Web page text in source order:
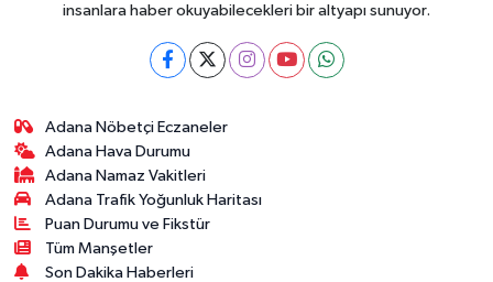
insanlara haber okuyabilecekleri bir altyapı sunuyor.
Adana Nöbetçi Eczaneler
Adana Hava Durumu
Adana Namaz Vakitleri
Adana Trafik Yoğunluk Haritası
Puan Durumu ve Fikstür
Tüm Manşetler
Son Dakika Haberleri